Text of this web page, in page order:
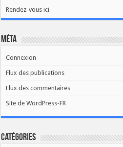
Rendez-vous ici
Méta
Connexion
Flux des publications
Flux des commentaires
Site de WordPress-FR
Catégories